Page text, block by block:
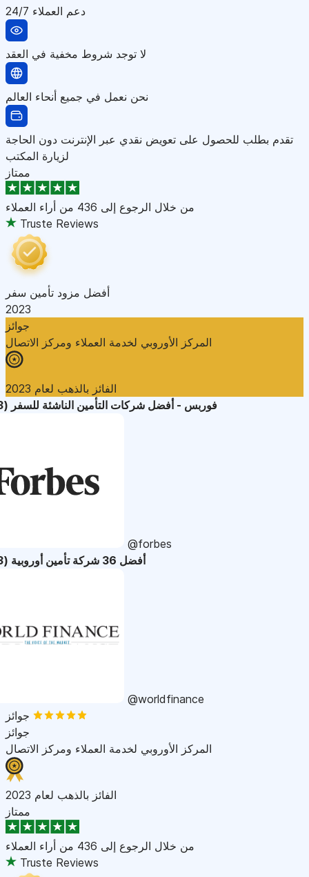
دعم العملاء 24/7
لا توجد شروط مخفية في العقد
نحن نعمل في جميع أنحاء العالم
تقدم بطلب للحصول على تعويض نقدي عبر الإنترنت دون الحاجة
لزيارة المكتب
ممتاز
من خلال الرجوع إلى 436 من أراء العملاء
Truste Reviews
أفضل مزود تأمين سفر
2023
جوائز
المركز الأوروبي لخدمة العملاء ومركز الاتصال
الفائز بالذهب لعام 2023
فوربس - أفضل شركات التأمين الناشئة للسفر (2023)
@forbes
أفضل 36 شركة تأمين أوروبية (2023)
@worldfinance
جوائز
المركز الأوروبي لخدمة العملاء ومركز الاتصال
الفائز بالذهب لعام 2023
ممتاز
من خلال الرجوع إلى 436 من أراء العملاء
Truste Reviews